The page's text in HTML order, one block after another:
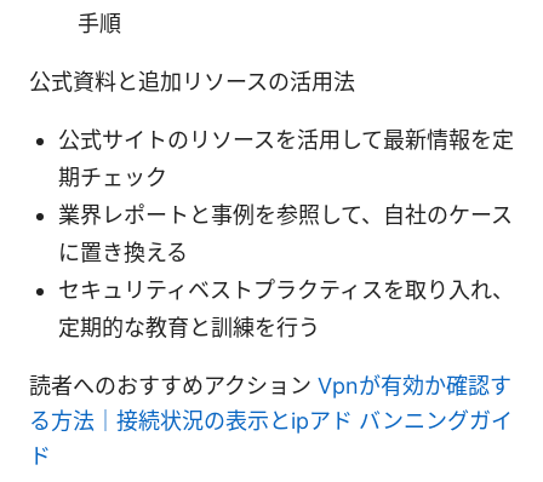
手順
公式資料と追加リソースの活用法
公式サイトのリソースを活用して最新情報を定
期チェック
業界レポートと事例を参照して、自社のケース
に置き換える
セキュリティベストプラクティスを取り入れ、
定期的な教育と訓練を行う
読者へのおすすめアクション Vpnが有効か確認す
る方法｜接続状況の表示とipアド バンニングガイ
ド